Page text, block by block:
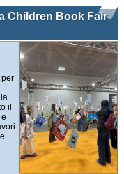
Children Book Fair
il